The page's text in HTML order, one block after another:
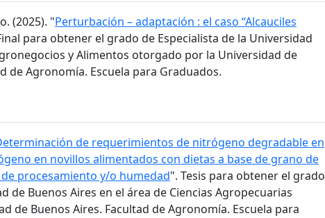
(2025). "Perturbación – adaptación : el caso “Alcauciles
para obtener el grado de Especialista de la Universidad
y Alimentos otorgado por la Universidad de
de Agronomía. Escuela para Graduados.
de requerimientos de nitrógeno degradable en
en novillos alimentados con dietas a base de grano de
procesamiento y/o humedad". Tesis para obtener el grado
de Buenos Aires en el área de Ciencias Agropecuarias
de Buenos Aires. Facultad de Agronomía. Escuela para